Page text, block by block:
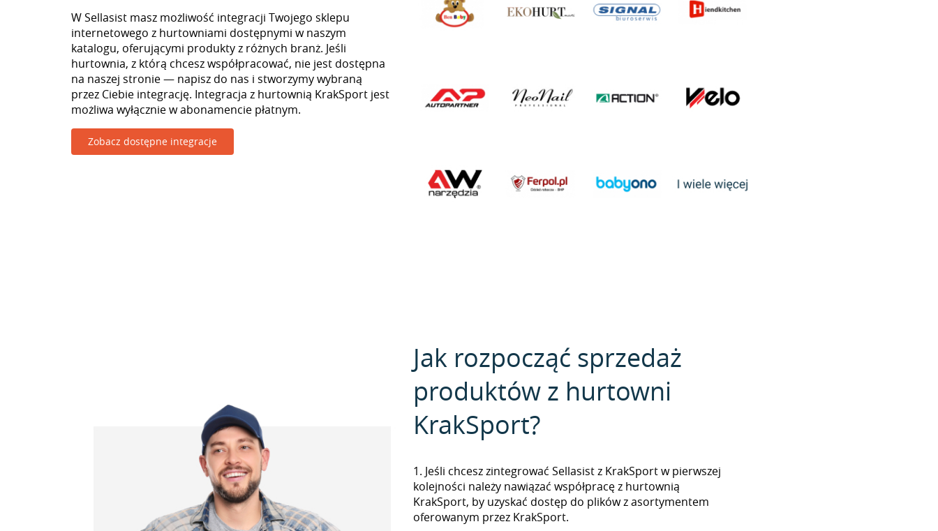
W Sellasist masz możliwość integracji Twojego sklepu
internetowego z hurtowniami dostępnymi w naszym
katalogu, oferującymi produkty z różnych branż. Jeśli
hurtownia, z którą chcesz współpracować, nie jest dostępna
na naszej stronie — napisz do nas i stworzymy wybraną
przez Ciebie integrację. Integracja z hurtownią KrakSport jest
możliwa wyłącznie w abonamencie płatnym.
Zobacz dostępne integracje
Jak rozpocząć sprzedaż
produktów z hurtowni
KrakSport?
1. Jeśli chcesz zintegrować Sellasist z KrakSport w pierwszej
kolejności należy nawiązać współpracę z hurtownią
KrakSport, by uzyskać dostęp do plików z asortymentem
oferowanym przez KrakSport.